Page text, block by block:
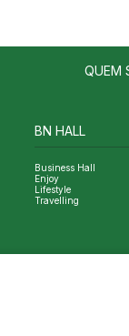
QUEM
BN HALL
Business Hall
Enjoy
Lifestyle
Travelling